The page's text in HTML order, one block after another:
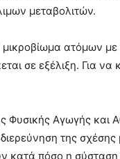
μεταβολιτών.
μικροβίωμα ατόμων
σε εξέλιξη. Για να
Φυσικής Αγωγής και
της σχέσης
κατά πόσο η σύσταση